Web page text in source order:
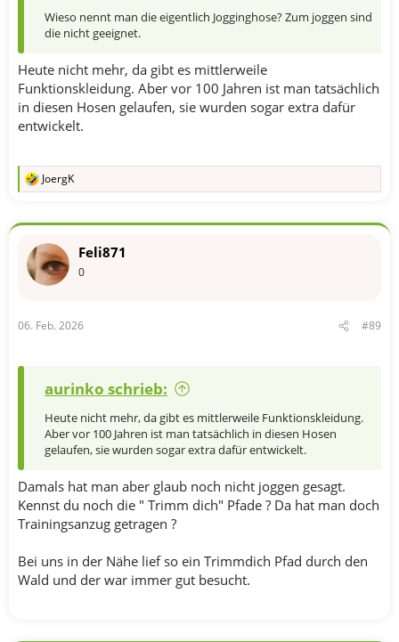
Wieso nennt man die eigentlich Jogginghose? Zum joggen sind
die nicht geeignet.
Heute nicht mehr, da gibt es mittlerweile
Funktionskleidung. Aber vor 100 Jahren ist man tatsächlich
in diesen Hosen gelaufen, sie wurden sogar extra dafür
entwickelt.
R
k
o
:
JoergK
Feli871
0
06. Feb. 2026 #89
aurinko schrieb:
Heute nicht mehr, da gibt es mittlerweile Funktionskleidung.
Aber vor 100 Jahren ist man tatsächlich in diesen Hosen
gelaufen, sie wurden sogar extra dafür entwickelt.
Damals hat man aber glaub noch nicht joggen gesagt.
Kennst du noch die " Trimm dich" Pfade ? Da hat man doch
Trainingsanzug getragen ?
Bei uns in der Nähe lief so ein Trimmdich Pfad durch den
Wald und der war immer gut besucht.